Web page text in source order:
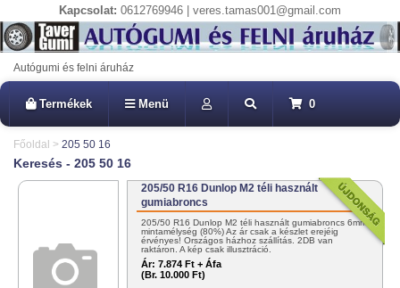
Kapcsolat: 0612769946 | veres.tamas001@gmail.com
Autógumi és felni áruház
Termékek Menü 0
Főoldal > 205 50 16
Keresés - 205 50 16
205/50 R16 Dunlop M2 téli használt
gumiabroncs
205/50 R16 Dunlop M2 téli használt gumiabroncs 6mm
mintamélység (80%) Az ár csak a készlet erejéig
érvényes! Országos házhoz szállítás. 2DB van
raktáron. A kép csak illusztráció.
Ár: 7.874 Ft + Áfa
(Br. 10.000 Ft)